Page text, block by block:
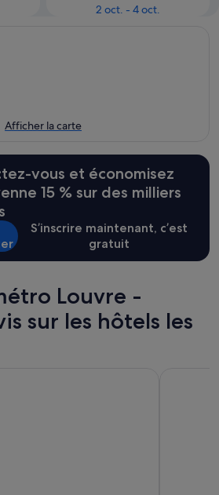
2 oct. - 4 oct.
Afficher la carte
vous et économisez
15 % sur des milliers
S’inscrire maintenant, c’est
gratuit
Louvre -
sur les hôtels les